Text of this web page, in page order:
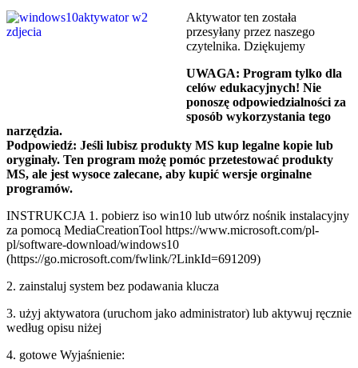
Aktywator ten została
przesyłany przez naszego
czytelnika. Dziękujemy
UWAGA: Program tylko dla
celów edukacyjnych! Nie
ponoszę odpowiedzialności za
sposób wykorzystania tego
narzędzia.
Podpowiedź: Jeśli lubisz produkty MS kup legalne kopie lub
oryginały. Ten program możę pomóc przetestować produkty
MS, ale jest wysoce zalecane, aby kupić wersje orginalne
programów.
INSTRUKCJA 1. pobierz iso win10 lub utwórz nośnik instalacyjny
za pomocą MediaCreationTool https://www.microsoft.com/pl-
pl/software-download/windows10
(https://go.microsoft.com/fwlink/?LinkId=691209)
2. zainstaluj system bez podawania klucza
3. użyj aktywatora (uruchom jako administrator) lub aktywuj ręcznie
według opisu niżej
4. gotowe Wyjaśnienie: